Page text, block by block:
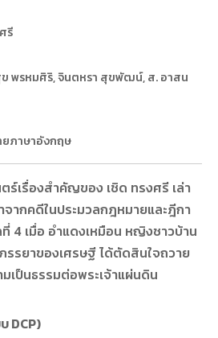
รี
พรหมศิริ, จินตหรา สุขพัฒน์, ส. อาสน
ยภาษาอังกฤษ
ร์เรื่องสำคัญของ เชิด ทรงศรี เล่า
จากคดีในประมวลกฎหมายและฎีกา
4 เมื่อ อำแดงเหมือน หญิงชาวบ้าน
รรยาของเศรษฐี ได้ตัดสินใจถวาย
เป็นธรรมต่อพระเจ้าแผ่นดิน
DCP)